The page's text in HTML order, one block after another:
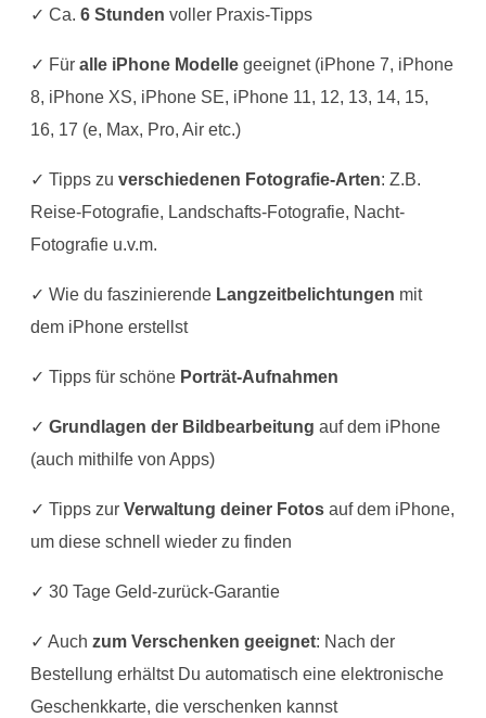
✓ Ca. 6 Stunden voller Praxis-Tipps
✓ Für alle iPhone Modelle geeignet (iPhone 7, iPhone
8, iPhone XS, iPhone SE, iPhone 11, 12, 13, 14, 15,
16, 17 (e, Max, Pro, Air etc.)
✓ Tipps zu verschiedenen Fotografie-Arten: Z.B.
Reise-Fotografie, Landschafts-Fotografie, Nacht-
Fotografie u.v.m.
✓ Wie du faszinierende Langzeitbelichtungen mit
dem iPhone erstellst
✓ Tipps für schöne Porträt-Aufnahmen
✓ Grundlagen der Bildbearbeitung auf dem iPhone
(auch mithilfe von Apps)
✓ Tipps zur Verwaltung deiner Fotos auf dem iPhone,
um diese schnell wieder zu finden
✓ 30 Tage Geld-zurück-Garantie
✓ Auch zum Verschenken geeignet: Nach der
Bestellung erhältst Du automatisch eine elektronische
Geschenkkarte, die verschenken kannst